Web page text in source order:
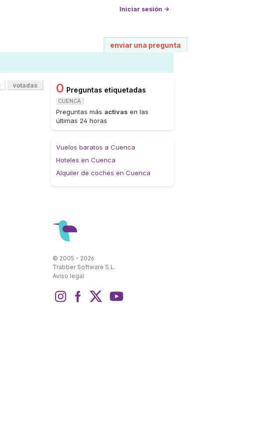
Iniciar sesión →
enviar una pregunta
votadas 0 Preguntas etiquetadas
CUENCA
Preguntas más activas en las
últimas 24 horas
Vuelos baratos a Cuenca
Hoteles en Cuenca
Alquiler de coches en Cuenca
© 2005 - 2026
Trabber Software S.L.
Aviso legal